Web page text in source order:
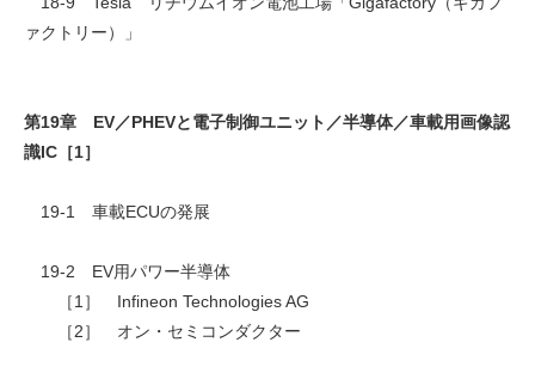
ァクトリー）」
第19章 EV／PHEVと電子制御ユニット／半導体／車載用画像認
識IC［1］
19-1 車載ECUの発展
19-2 EV用パワー半導体
［1］ Infineon Technologies AG
［2］ オン・セミコンダクター